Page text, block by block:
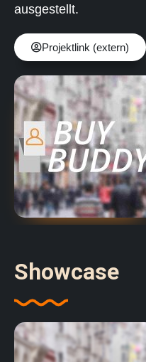
ausgestellt.
Projektlink (extern)
Showcase